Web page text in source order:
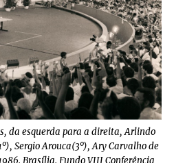
da esquerda para a direita, Arlindo
Sergio Arouca(3º), Ary Carvalho de
Brasília. Fundo VIII Conferência